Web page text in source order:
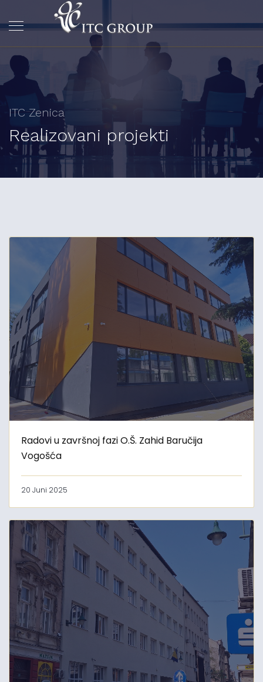
ITC Zenica
Realizovani projekti
Radovi u završnoj fazi O.Š. Zahid Baručija
Vogošća
20 Juni 2025